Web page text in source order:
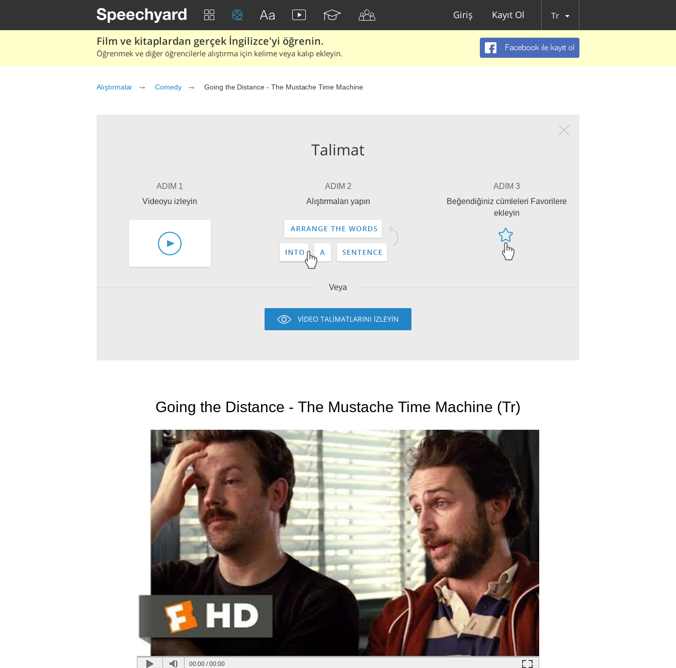
Giriş Kayıt Ol Tr
Film ve kitaplardan gerçek İngilizce'yi öğrenin.
Öğrenmek ve diğer öğrencilerle alıştırma için kelime veya kalıp ekleyin.
Facebook ile kayıt ol
Alıştırmalar Comedy Going the Distance - The Mustache Time Machine
Talimat
ADIM 1
Videoyu izleyin
ADIM 2
Alıştırmaları yapın
ADIM 3
Beğendiğiniz cümleleri Favorilere
ekleyin
Veya
VİDEO TALİMATLARINI İZLEYİN
Going the Distance - The Mustache Time Machine (Tr)
00:00 /00:00